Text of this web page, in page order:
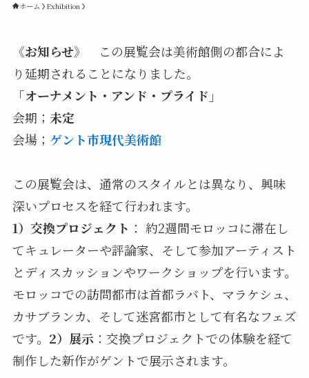
ホーム Exhibition
《お知らせ》
この展覧会は美術館側の都合によ
り延期されることになりました。
「オーナメント・アンド・プライド」
会期； 未定
会場； ゲント市現代美術館
この展覧会は、通常のスタイルとは異なり、興味
深いプロセスを経て行われます。
1）交換プロジェクト ： 約2週間モロッコに滞在し
てキュレーターや評論家、そして参加アーティスト
とディスカッションやワークショップを行います。
モロッコでの訪問都市は首都ラバト、マラケシュ、
カサブランカ、そして迷宮都市として有名なフェズ
です。 2）展示 ：交換プロジェクトでの体験を経て
制作した新作がゲントで展示されます。